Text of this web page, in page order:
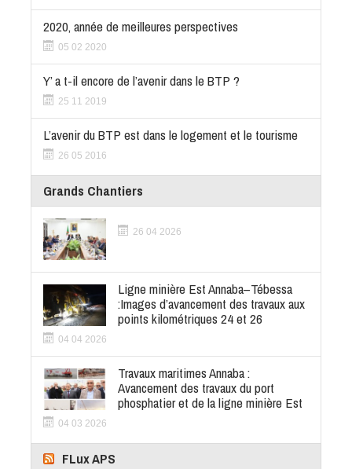
2020, année de meilleures perspectives
05 02 2020
Y’ a t-il encore de l’avenir dans le BTP ?
25 11 2019
L’avenir du BTP est dans le logement et le tourisme
26 05 2016
Grands Chantiers
26 04 2026
Ligne minière Est Annaba–Tébessa
:Images d’avancement des travaux aux
points kilométriques 24 et 26
04 04 2026
Travaux maritimes Annaba :
Avancement des travaux du port
phosphatier et de la ligne minière Est
04 03 2026
FLux APS